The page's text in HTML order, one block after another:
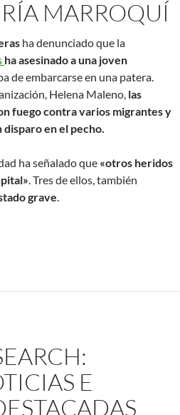
MARROQUÍ
ha denunciado que la
ha asesinado a una joven
de embarcarse en una patera.
Helena Maleno, las
fuego contra varios migrantes y
en el pecho.
ha señalado que «otros heridos
. Tres de ellos, también
grave.
Fronteras denuncia
E